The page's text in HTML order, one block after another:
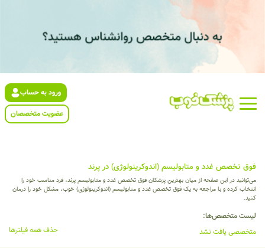
ورود به حساب
عضویت متخصصان
فوق تخصص غدد و متابولیسم (اندوکرینولوژی) در پرند
می‌توانید در این صفحه از میان بهترین پزشکان فوق تخصص غدد و متابولیسم پرند، فرد مناسب خود را
انتخاب کرده و با مراجعه به یک فوق تخصص غدد و متابولیسم (اندوکرینولوژی) خوب، مشکل خود را درمان
کنید.
لیست متخصص‌ها:
متخصصی یافت نشد
حذف همه فیلترها